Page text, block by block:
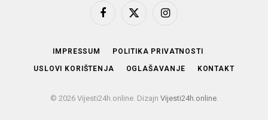
Facebook
X
Instagram
IMPRESSUM POLITIKA PRIVATNOSTI
USLOVI KORIŠTENJA OGLAŠAVANJE KONTAKT
© 2026 Vijesti24h.online. Dizajn Vijesti24h.online.